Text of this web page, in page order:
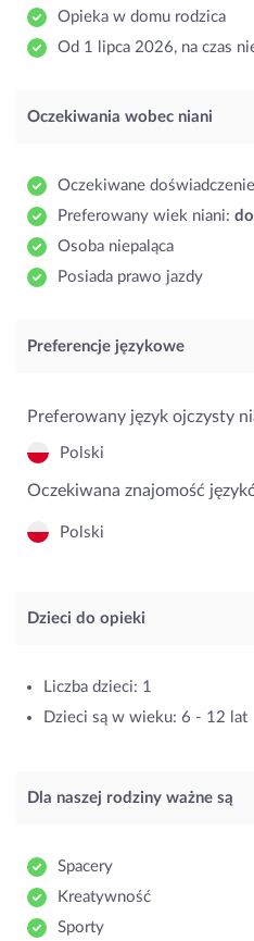
Opieka w domu rodzica
Od 1 lipca 2026, na czas
Oczekiwania wobec niani
Oczekiwane
Preferowany wiek niani:
Osoba niepaląca
Posiada prawo jazdy
Preferencje językowe
Preferowany język ojczysty
Polski
Oczekiwana znajomość
Polski
Dzieci do opieki
Liczba dzieci: 1
Dzieci są w wieku: 6 - 12 lat
Dla naszej rodziny ważne są
Spacery
Kreatywność
Sporty